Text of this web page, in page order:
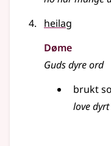
heilag
Døme
Guds dyre ord
brukt
love